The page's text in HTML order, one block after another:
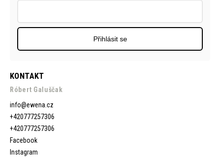
KONTAKT
Róbert Galuščak
info@ewena.cz
+420777257306
+420777257306
Facebook
Instagram
Přihlásit se